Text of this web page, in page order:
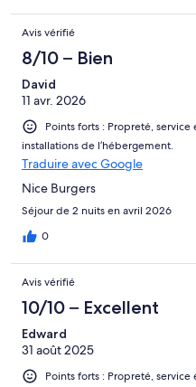
Avis vérifié
8/10 – Bien
David
11 avr. 2026
Points forts : Propreté,
installations de l’hébergement.
Traduire avec Google
Nice Burgers
Séjour de 2 nuits en avril 2026
0
Avis vérifié
10/10 – Excellent
Edward
31 août 2025
Points forts : Propreté,